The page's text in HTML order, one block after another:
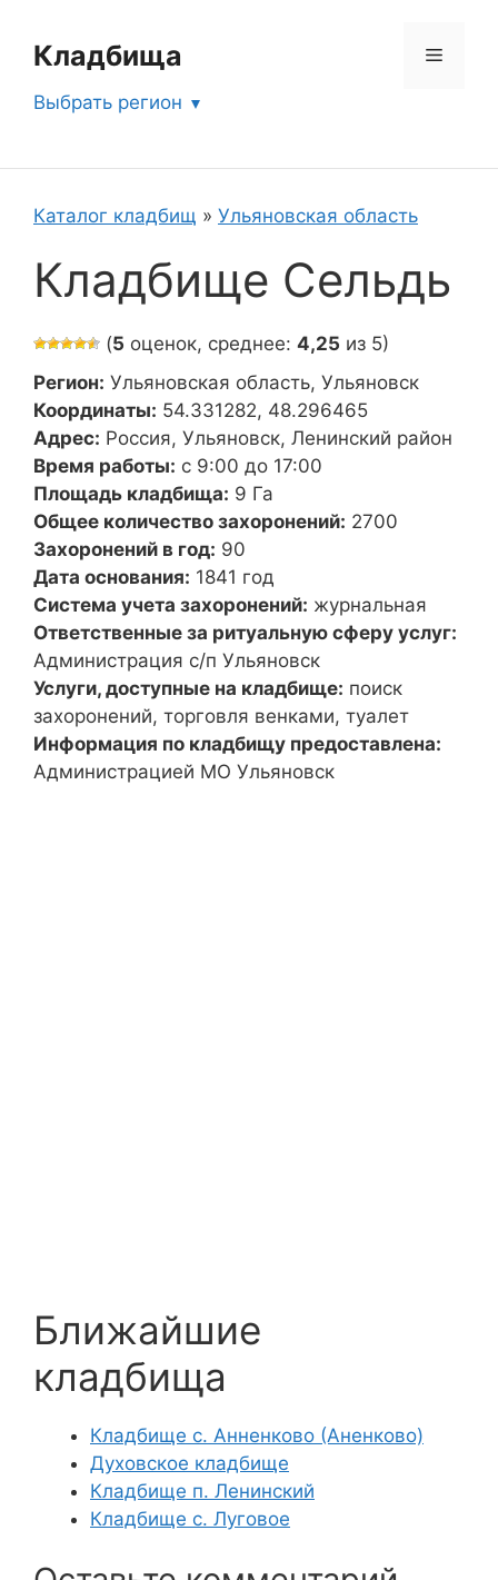
содержимому
Кладбища Меню
Выбрать регион
Каталог кладбищ » Ульяновская область
Кладбище Сельдь
(5 оценок, среднее: 4,25 из 5)
Регион: Ульяновская область, Ульяновск
Координаты: 54.331282, 48.296465
Адрес: Россия, Ульяновск, Ленинский район
Время работы: с 9:00 до 17:00
Площадь кладбища: 9 Га
Общее количество захоронений: 2700
Захоронений в год: 90
Дата основания: 1841 год
Система учета захоронений: журнальная
Ответственные за ритуальную сферу услуг:
Администрация с/п Ульяновск
Услуги, доступные на кладбище: поиск
захоронений, торговля венками, туалет
Информация по кладбищу предоставлена:
Администрацией МО Ульяновск
Ближайшие
кладбища
Кладбище с. Анненково (Аненково)
Духовское кладбище
Кладбище п. Ленинский
Кладбище с. Луговое